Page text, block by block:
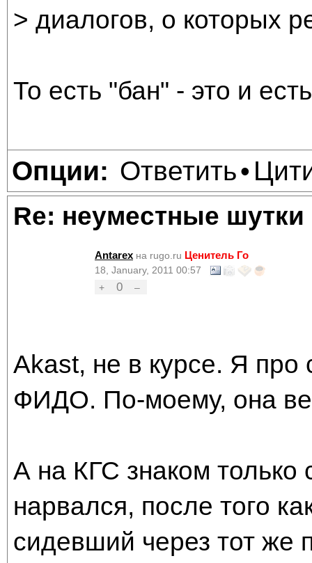
> диалогов, о которых
То есть "бан" - это и
Опции: Ответить•
Re: неуместные шутки
Antarex на rugo.ru Ценитель Го
18, January, 2011 00:57
+
0 –
Akast, не в курсе. Я про
ФИДО. По-моему, она
А на КГС знаком только
нарвался, после того
сидевший через тот же